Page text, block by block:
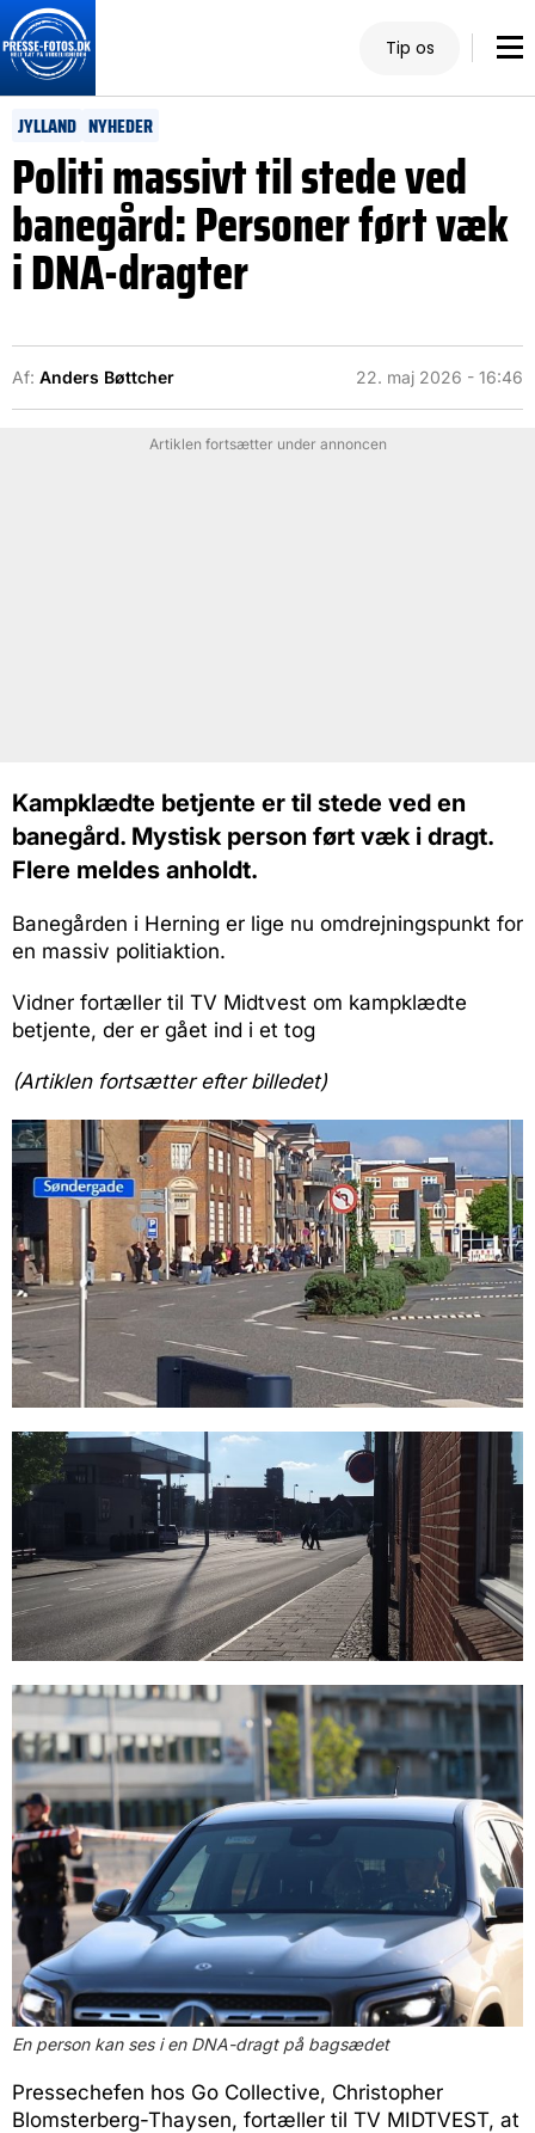
Tip os
JYLLAND NYHEDER
Politi massivt til stede ved
banegård: Personer ført væk
i DNA-dragter
Af: Anders Bøttcher 22. maj 2026 - 16:46
Artiklen fortsætter under annoncen
Kampklædte betjente er til stede ved en
banegård. Mystisk person ført væk i dragt.
Flere meldes anholdt.
Banegården i Herning er lige nu omdrejningspunkt for
en massiv politiaktion.
Vidner fortæller til TV Midtvest om kampklædte
betjente, der er gået ind i et tog
(Artiklen fortsætter efter billedet)
En person kan ses i en DNA-dragt på bagsædet
Pressechefen hos Go Collective, Christopher
Blomsterberg-Thaysen, fortæller til TV MIDTVEST, at